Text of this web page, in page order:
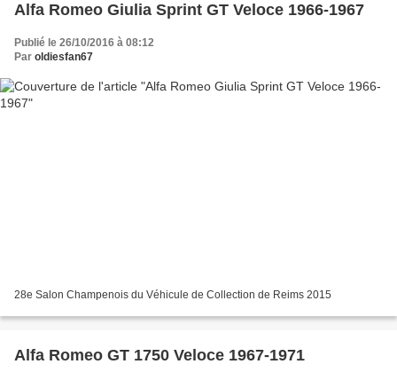
Alfa Romeo Giulia Sprint GT Veloce 1966-1967
Publié le 26/10/2016 à 08:12
Par oldiesfan67
28e Salon Champenois du Véhicule de Collection de Reims 2015
Alfa Romeo GT 1750 Veloce 1967-1971